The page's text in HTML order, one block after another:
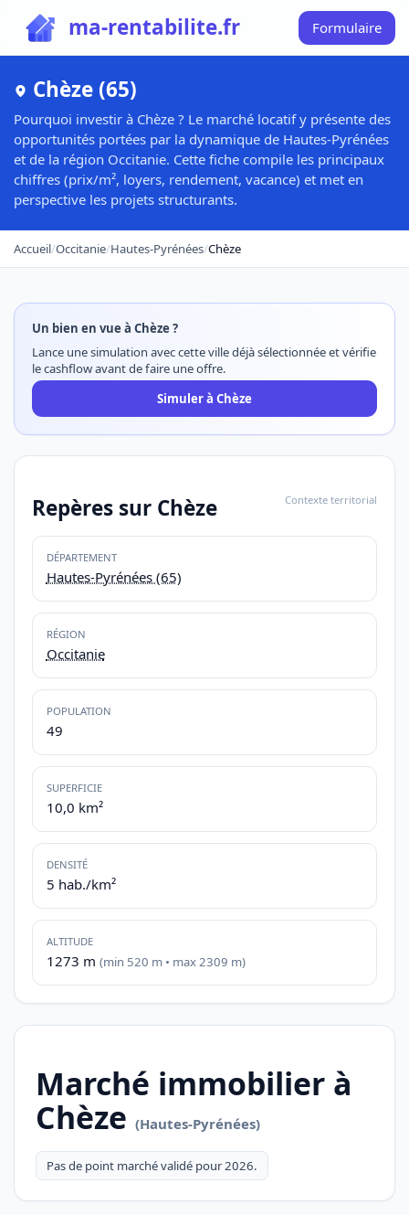
ma-rentabilite.fr Formulaire
Chèze (65)
Pourquoi investir à Chèze ? Le marché locatif y présente des
opportunités portées par la dynamique de Hautes-Pyrénées
et de la région Occitanie. Cette fiche compile les principaux
chiffres (prix/m², loyers, rendement, vacance) et met en
perspective les projets structurants.
Accueil/Occitanie/Hautes-Pyrénées/Chèze
Un bien en vue à Chèze ?
Lance une simulation avec cette ville déjà sélectionnée et vérifie
le cashflow avant de faire une offre.
Simuler à Chèze
Repères sur Chèze Contexte territorial
DÉPARTEMENT
Hautes-Pyrénées (65)
RÉGION
Occitanie
POPULATION
49
SUPERFICIE
10,0 km²
DENSITÉ
5 hab./km²
ALTITUDE
1273 m (min 520 m • max 2309 m)
Marché immobilier à
Chèze (Hautes-Pyrénées)
Pas de point marché validé pour 2026.